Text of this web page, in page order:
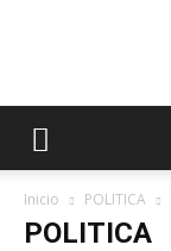
Inicio POLITICA
POLITICA